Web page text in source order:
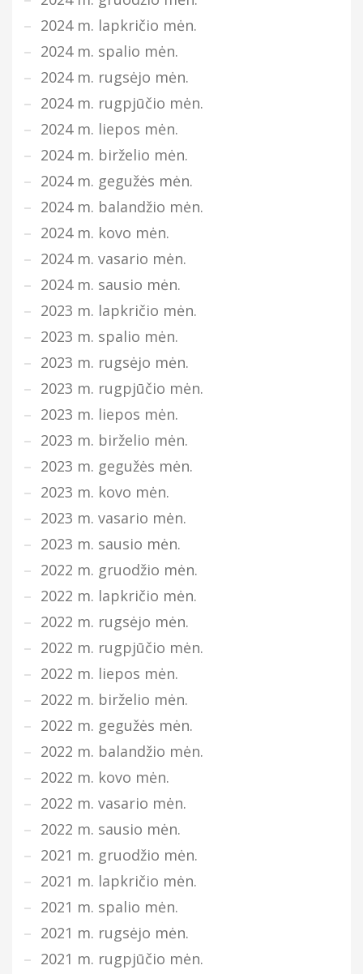
2024 m. lapkričio mėn.
2024 m. spalio mėn.
2024 m. rugsėjo mėn.
2024 m. rugpjūčio mėn.
2024 m. liepos mėn.
2024 m. birželio mėn.
2024 m. gegužės mėn.
2024 m. balandžio mėn.
2024 m. kovo mėn.
2024 m. vasario mėn.
2024 m. sausio mėn.
2023 m. lapkričio mėn.
2023 m. spalio mėn.
2023 m. rugsėjo mėn.
2023 m. rugpjūčio mėn.
2023 m. liepos mėn.
2023 m. birželio mėn.
2023 m. gegužės mėn.
2023 m. kovo mėn.
2023 m. vasario mėn.
2023 m. sausio mėn.
2022 m. gruodžio mėn.
2022 m. lapkričio mėn.
2022 m. rugsėjo mėn.
2022 m. rugpjūčio mėn.
2022 m. liepos mėn.
2022 m. birželio mėn.
2022 m. gegužės mėn.
2022 m. balandžio mėn.
2022 m. kovo mėn.
2022 m. vasario mėn.
2022 m. sausio mėn.
2021 m. gruodžio mėn.
2021 m. lapkričio mėn.
2021 m. spalio mėn.
2021 m. rugsėjo mėn.
2021 m. rugpjūčio mėn.